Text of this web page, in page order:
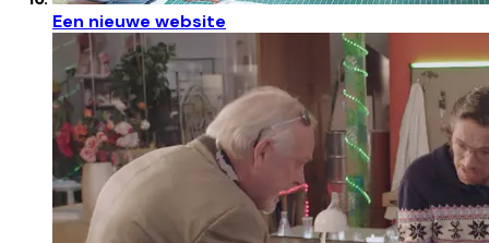
Een nieuwe website